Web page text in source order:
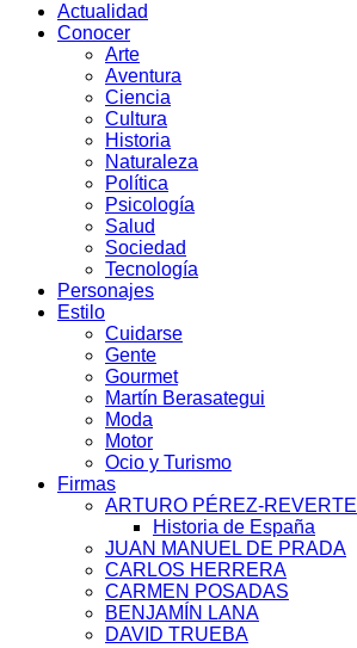
Actualidad
Conocer
Arte
Aventura
Ciencia
Cultura
Historia
Naturaleza
Política
Psicología
Salud
Sociedad
Tecnología
Personajes
Estilo
Cuidarse
Gente
Gourmet
Martín Berasategui
Moda
Motor
Ocio y Turismo
Firmas
ARTURO PÉREZ-REVERTE
Historia de España
JUAN MANUEL DE PRADA
CARLOS HERRERA
CARMEN POSADAS
BENJAMÍN LANA
DAVID TRUEBA